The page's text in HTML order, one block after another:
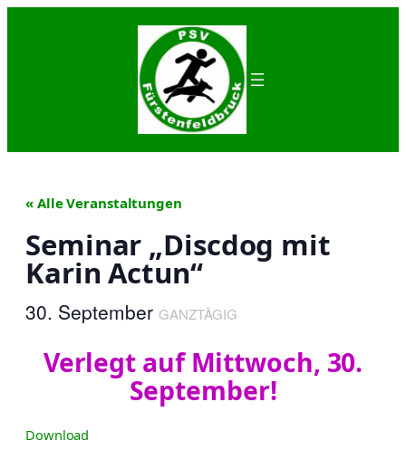
« Alle Veranstaltungen
Seminar „Discdog mit
Karin Actun“
30. September GANZTÄGIG
Verlegt auf Mittwoch, 30.
September!
Download